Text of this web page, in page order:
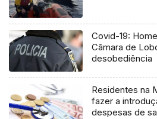
Covid-19:
Câmara de
desobediência
Residentes na
fazer a
despesas de